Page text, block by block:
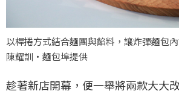
以桿捲方式結合麵團與餡料，讓炸彈麵包
陳耀訓・麵包埠提供
趁著新店開幕，便一舉將兩款大大